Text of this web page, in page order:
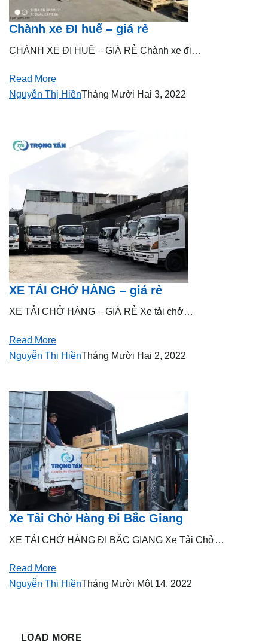
Chành xe ĐI huế – giá rẻ
CHÀNH XE ĐI HUẾ – GIÁ RẺ Chành xe đi…
Read More
Nguyễn Thị HiềnTháng Mười Hai 3, 2022
XE TẢI CHỞ HÀNG – giá rẻ
XE TẢI CHỞ HÀNG – GIÁ RẺ Xe tải chở…
Read More
Nguyễn Thị HiềnTháng Mười Hai 2, 2022
Xe Tải Chở Hàng Đi Bắc Giang
XE TẢI CHỞ HÀNG ĐI BẮC GIANG Xe Tải Chở…
Read More
Nguyễn Thị HiềnTháng Mười Một 14, 2022
LOAD MORE